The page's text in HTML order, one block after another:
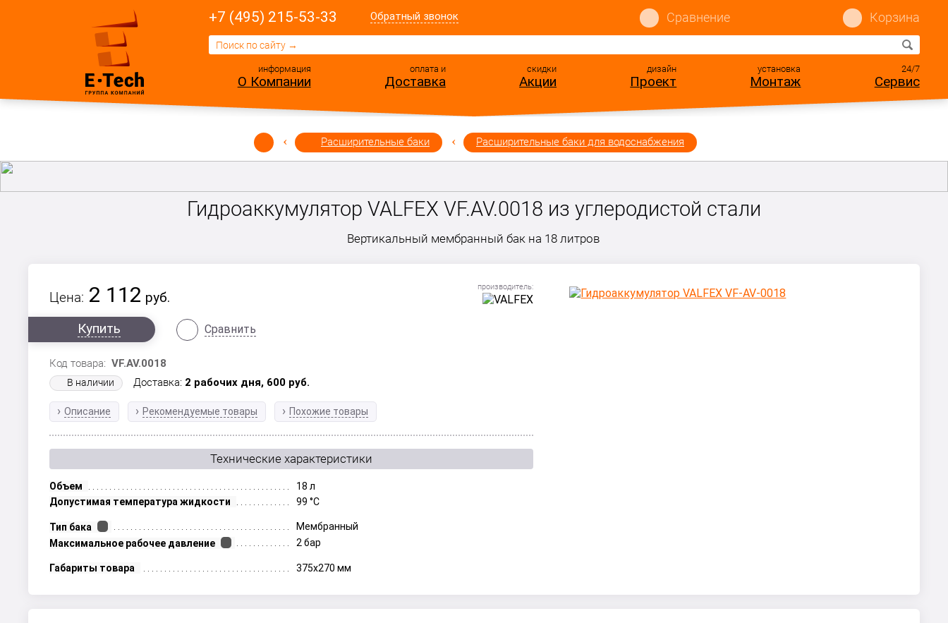
+7 (495) 215-53-33 Обратный звонок Сравнение Корзина
информация
О Компании
оплата и
Доставка
скидки
Акции
дизайн
Проект
установка
Монтаж
24/7
Сервис
Расширительные баки Расширительные баки для водоснабжения
Гидроаккумулятор VALFEX VF.AV.0018 из углеродистой стали
Вертикальный мембранный бак на 18 литров
Цена: 2 112 руб.
Купить
Сравнить
Код товара:VF.AV.0018
В наличии Доставка: 2 рабочих дня, 600 руб.
Описание Рекомендуемые товары Похожие товары
Технические характеристики
Объем
18 л
Допустимая температура жидкости
99 °С
Тип бака
Мембранный
Максимальное рабочее давление
2 бар
Габариты товара 375x270 мм